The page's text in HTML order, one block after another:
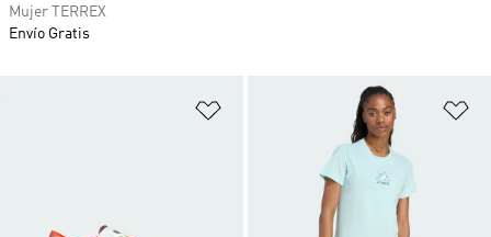
Añadir a la lista de deseos
Mujer TERREX
Envío Gratis